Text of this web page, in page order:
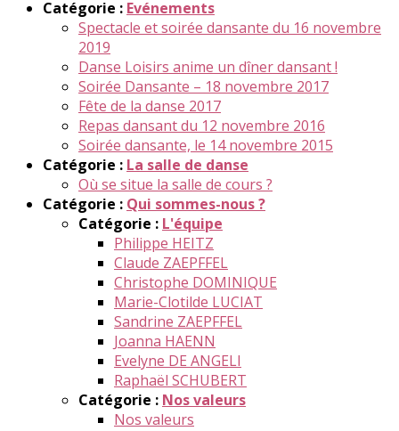
Catégorie : Evénements
Spectacle et soirée dansante du 16 novembre
2019
Danse Loisirs anime un dîner dansant !
Soirée Dansante – 18 novembre 2017
Fête de la danse 2017
Repas dansant du 12 novembre 2016
Soirée dansante, le 14 novembre 2015
Catégorie : La salle de danse
Où se situe la salle de cours ?
Catégorie : Qui sommes-nous ?
Catégorie : L'équipe
Philippe HEITZ
Claude ZAEPFFEL
Christophe DOMINIQUE
Marie-Clotilde LUCIAT
Sandrine ZAEPFFEL
Joanna HAENN
Evelyne DE ANGELI
Raphaël SCHUBERT
Catégorie : Nos valeurs
Nos valeurs